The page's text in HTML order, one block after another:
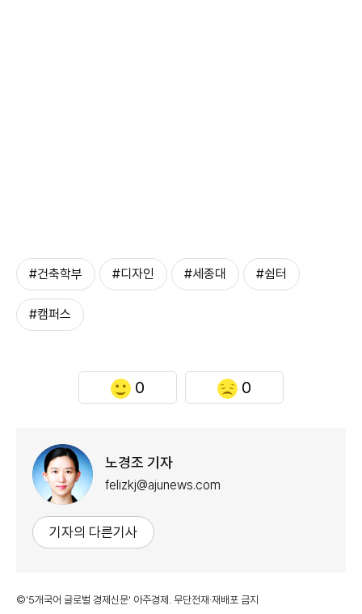
#건축학부 #디자인 #세종대 #쉼터
#캠퍼스
0 0
노경조 기자
felizkj@ajunews.com
기자의 다른기사
©'5개국어 글로벌 경제신문' 아주경제. 무단전재·재배포 금지